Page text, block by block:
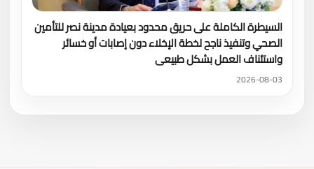
السيطرة الكاملة على حريق محدود بعيادة مدينة نصر للتأمين
الصحي وتنفيذ ناجح لخطة الإخلاء دون إصابات أو خسائر
واستئناف العمل بشكل طبيعى
2026-08-03